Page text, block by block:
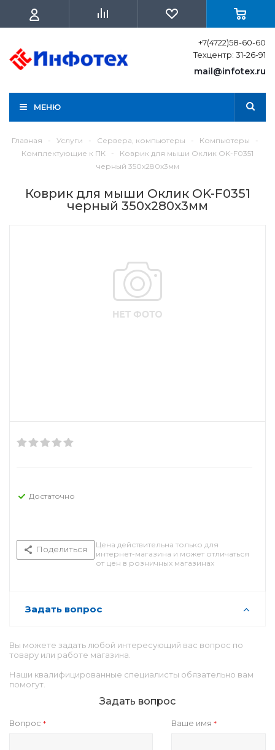
+7(4722)58-60-60
Техцентр: 31-26-91
mail@infotex.ru
МЕНЮ
Главная - Услуги - Сервера, компьютеры - Компьютеры
-
Комплектующие к ПК
-
Коврик для мыши Оклик OK-F0351
черный 350x280x3мм
Коврик для мыши Оклик OK-F0351
черный 350x280x3мм
Достаточно
Поделиться
Цена действительна только для
интернет-магазина и может отличаться
от цен в розничных магазинах
Задать вопрос
Вы можете задать любой интересующий вас вопрос по
товару или работе магазина.
Наши квалифицированные специалисты обязательно вам
помогут.
Задать вопрос
Вопрос * Ваше имя*